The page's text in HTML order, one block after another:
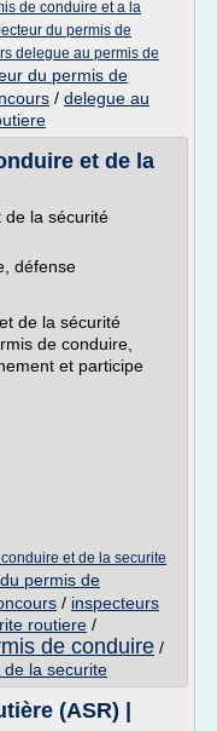
de conduire et a la
du permis de
delegue au permis de
du permis de
/ delegue au
et de la
de la sécurité
défense
de la sécurité
de conduire,
et participe
et de la securite
permis de
/ inspecteurs
routiere /
de conduire /
la securite
(ASR) |